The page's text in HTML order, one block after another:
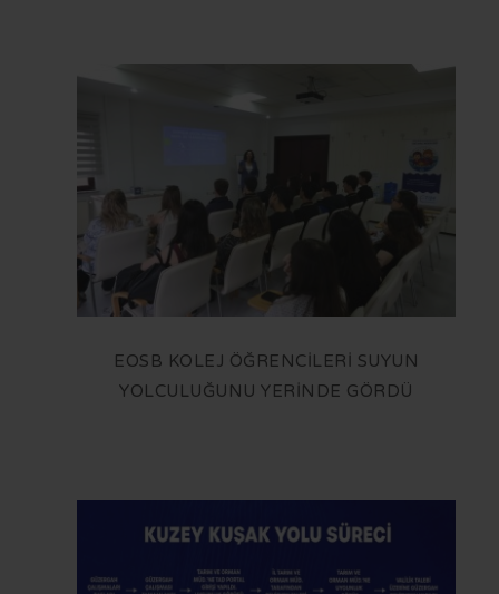
EOSB KOLEJ ÖĞRENCİLERİ SUYUN
YOLCULUĞUNU YERİNDE GÖRDÜ